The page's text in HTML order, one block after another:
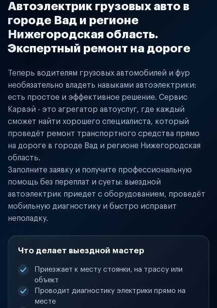
Автоэлектрик грузовых авто в
городе Вад и регионе
Нижегородская область.
Экспертный ремонт на дороге
Теперь водителям грузовых автомобилей и фур
необязательно владеть навыками автоэлектрики:
есть простое и эффективное решение. Сервис
Карвэй - это агрегатор автоуслуг, где каждый
сможет найти хорошего специалиста, который
проведёт ремонт транспортного средства прямо
на дороге в городе Вад и регионе Нижегородская
область.
Заполните заявку и получите профессиональную
помощь без переплат и суеты: выездной
автоэлектрик приедет с оборудованием, проведёт
мобильную диагностику и быстро исправит
неполадку.
Что делает выездной мастер
Приезжает к месту стоянки, на трассу или
объект
Проводит диагностику электрики прямо на
месте